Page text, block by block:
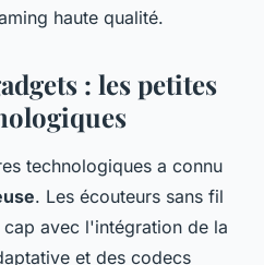
haute qualité.
: les petites
technologiques a connu
. Les écouteurs sans fil
avec l'intégration de la
et des codecs